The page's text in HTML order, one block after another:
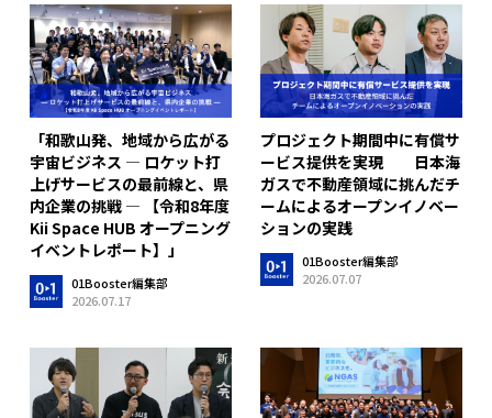
「和歌山発、地域から広がる
宇宙ビジネス ― ロケット打
上げサービスの最前線と、県
内企業の挑戦 ― 【令和8年度
Kii Space HUB オープニング
イベントレポート】」
01Booster編集部
2026.07.17
プロジェクト期間中に有償サ
ービス提供を実現 日本海
ガスで不動産領域に挑んだチ
ームによるオープンイノベー
ションの実践
01Booster編集部
2026.07.07